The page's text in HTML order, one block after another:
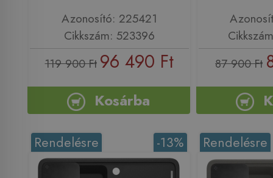
Azonosító: 225421
Cikkszám: 523396
119 900 Ft 96 490 Ft
Kosárba
87 900 Ft
-13%
Rendelésre Rendelésre